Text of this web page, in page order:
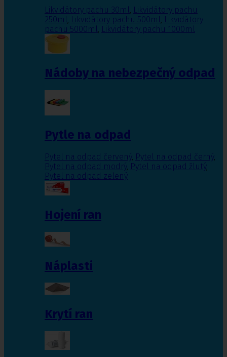
Likvidátory pachu 30ml, Likvidátory pachu
250ml, Likvidátory pachu 500ml, Likvidátory
pachu 5000ml, Likvidátory pachu 1000ml
Nádoby na nebezpečný odpad
Pytle na odpad
Pytel na odpad červený, Pytel na odpad černý,
Pytel na odpad modrý, Pytel na odpad žlutý,
Pytel na odpad zelený
Hojení ran
Náplasti
Krytí ran